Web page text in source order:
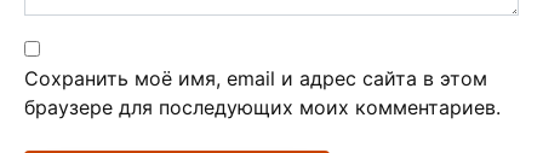
Сохранить моё имя, email и адрес сайта в этом
браузере для последующих моих комментариев.